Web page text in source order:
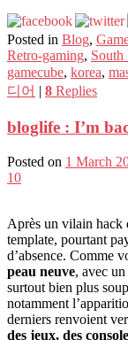
Posted in Blog,
Retro-gaming, South
gamecube, korea,
디어 | 8 Replies
bloglife : I’m
Posted on 1 March
10
Après un vilain hack
template, pourtant
d’absence. Comme
peau neuve, avec
surtout bien plus
notamment
derniers renvoient
des jeux, des